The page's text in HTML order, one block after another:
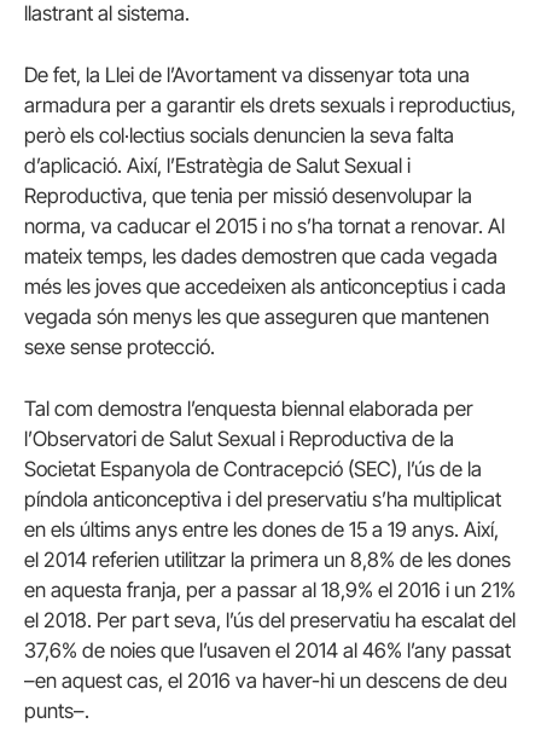
llastrant al sistema.
De fet, la Llei de l’Avortament va dissenyar tota una
armadura per a garantir els drets sexuals i reproductius,
però els col·lectius socials denuncien la seva falta
d’aplicació. Així, l’Estratègia de Salut Sexual i
Reproductiva, que tenia per missió desenvolupar la
norma, va caducar el 2015 i no s’ha tornat a renovar. Al
mateix temps, les dades demostren que cada vegada
més les joves que accedeixen als anticonceptius i cada
vegada són menys les que asseguren que mantenen
sexe sense protecció.
Tal com demostra l’enquesta biennal elaborada per
l’Observatori de Salut Sexual i Reproductiva de la
Societat Espanyola de Contracepció (SEC), l’ús de la
píndola anticonceptiva i del preservatiu s’ha multiplicat
en els últims anys entre les dones de 15 a 19 anys. Així,
el 2014 referien utilitzar la primera un 8,8% de les dones
en aquesta franja, per a passar al 18,9% el 2016 i un 21%
el 2018. Per part seva, l’ús del preservatiu ha escalat del
37,6% de noies que l’usaven el 2014 al 46% l’any passat
–en aquest cas, el 2016 va haver-hi un descens de deu
punts–.